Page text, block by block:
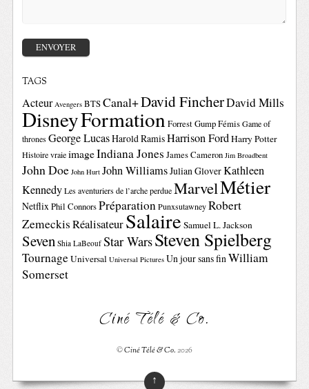
TAGS
Acteur Avengers BTSCanal+David FincherDavid Mills
DisneyFormationForrest GumpFémis Game of
thrones George LucasHarold RamisHarrison FordHarry Potter
Histoire vraie imageIndiana Jones James Cameron Jim Broadbent
John Doe John Hurt John WilliamsJulian GloverKathleen
Kennedy Les aventuriers de l’arche perdue MarvelMétier
NetflixPhil ConnorsPréparation Punxsutawney Robert
ZemeckisRéalisateurSalaire Samuel L. Jackson
Seven Shia LaBeouf Star WarsSteven Spielberg
TournageUniversal Universal Pictures Un jour sans finWilliam
Somerset
Ciné Télé & Co.
©Ciné Télé & Co.2026
↑